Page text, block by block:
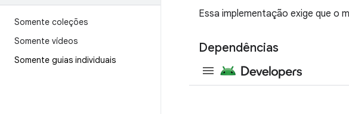
Somente coleções
Somente vídeos
Somente guias individuais
Essa implementação exige que o
Dependências